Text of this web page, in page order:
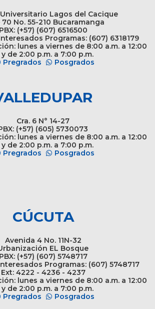
Lagos del Cacique
70 No. 55-210 Bucaramanga
PBX: (+57) (607) 6516500
Programas: (607) 6318179
lunes a viernes de 8:00 a.m. a 12:00
y de 2:00 p.m. a 7:00 p.m.
Pregrados
Posgrados
Cra. 6 N° 14-27
(+57) (605) 5730073
lunes a viernes de 8:00 a.m. a 12:00
y de 2:00 p.m. a 7:00 p.m.
Pregrados
Posgrados
CÚCUTA
Avenida 4 No. 11N-32
EL Bosque
PBX: (+57) (607) 5748717
Programas: (607) 5748717
Ext: 4222 - 4236 - 4237
lunes a viernes de 8:00 a.m. a 12:00
y de 2:00 p.m. a 7:00 p.m.
Pregrados
Posgrados